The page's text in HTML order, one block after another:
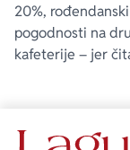
20%,
pogodnosti na
kafeterije – jer